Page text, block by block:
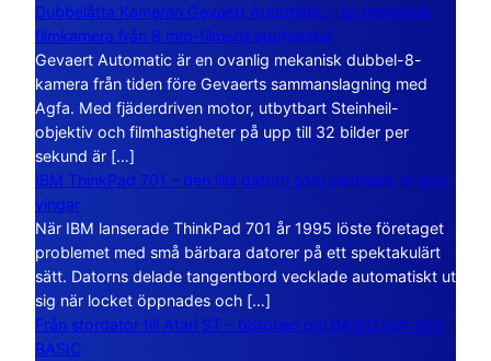
Dubbelåtta Kameran Gevaert Automatic – en mekanisk
filmkamera från 8 mm-filmens storhetstid
Gevaert Automatic är en ovanlig mekanisk dubbel-8-
kamera från tiden före Gevaerts sammanslagning med
Agfa. Med fjäderdriven motor, utbytbart Steinheil-
objektiv och filmhastigheter på upp till 32 bilder per
sekund är […]
IBM ThinkPad 701 – den lilla datorn som vecklade ut sina
vingar
När IBM lanserade ThinkPad 701 år 1995 löste företaget
problemet med små bärbara datorer på ett spektakulärt
sätt. Datorns delade tangentbord vecklade automatiskt ut
sig när locket öppnades och […]
Från stordator till Atari ST – historien om BASIC och GFA
BASIC